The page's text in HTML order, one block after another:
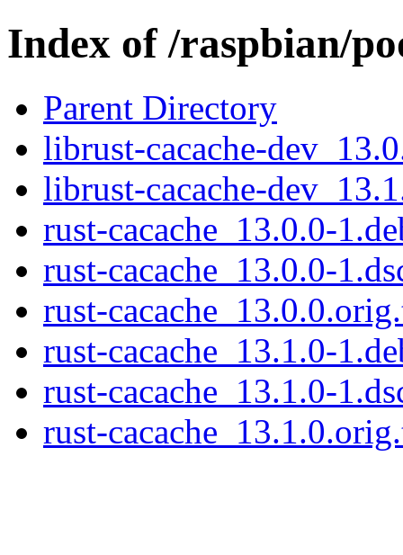
Index of /raspbian/
Parent Directory
librust-cacache-
librust-cacache-
rust-cacache_13.0.0-
rust-cacache_13.0.0-
rust-
rust-cacache_13.1.0-
rust-cacache_13.1.0-
rust-